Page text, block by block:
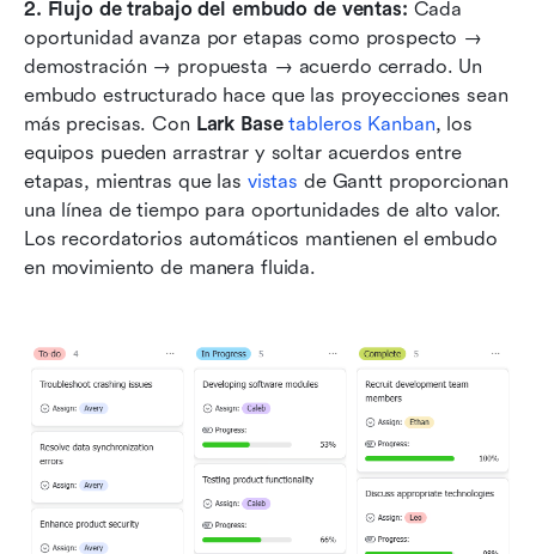
2. Flujo de trabajo del embudo de ventas: Cada
oportunidad avanza por etapas como prospecto →
demostración → propuesta → acuerdo cerrado. Un
embudo estructurado hace que las proyecciones sean
más precisas. Con Lark Base tableros Kanban, los
equipos pueden arrastrar y soltar acuerdos entre
etapas, mientras que las vistas de Gantt proporcionan
una línea de tiempo para oportunidades de alto valor.
Los recordatorios automáticos mantienen el embudo
en movimiento de manera fluida.